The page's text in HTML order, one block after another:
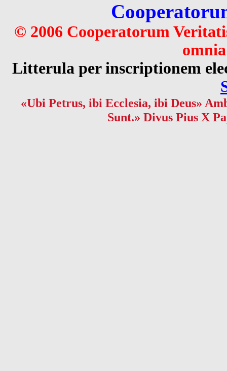
© 2006 Cooperatorum
Litterula per inscriptionem
«Ubi Petrus, ibi Ecclesia, ibi Deus»
Sunt.» Divus Pius X